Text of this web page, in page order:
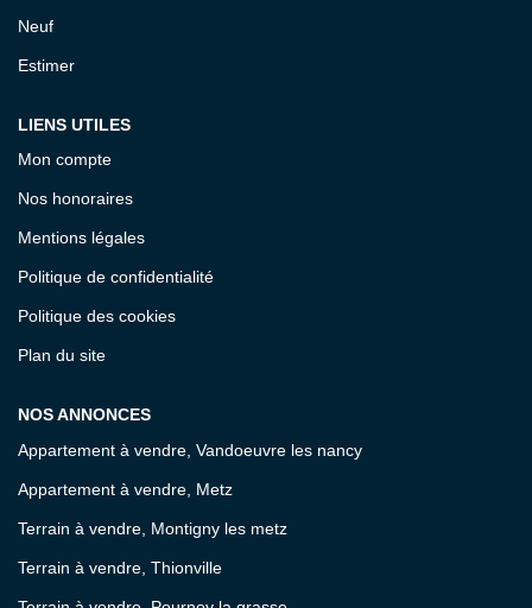
Neuf
Estimer
LIENS UTILES
Mon compte
Nos honoraires
Mentions légales
Politique de confidentialité
Politique des cookies
Plan du site
NOS ANNONCES
Appartement à vendre, Vandoeuvre les nancy
Appartement à vendre, Metz
Terrain à vendre, Montigny les metz
Terrain à vendre, Thionville